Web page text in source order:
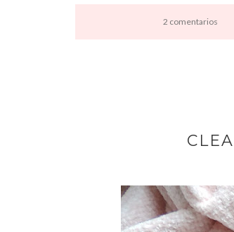
2 comentarios